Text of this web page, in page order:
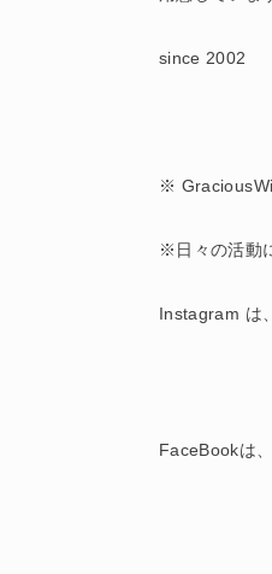
since 2002
※
※日々の活動
Instagram は
FaceBookは